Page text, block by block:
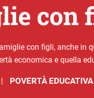
con
con figli, anche
economica e quella
POVERTÀ EDUCATIVA